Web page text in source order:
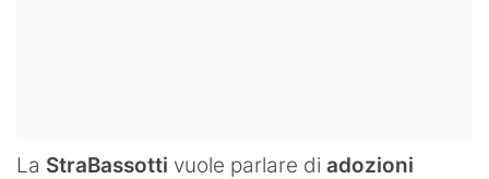
La StraBassotti vuole parlare di adozioni